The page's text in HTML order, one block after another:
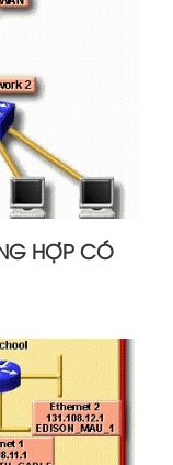
HỢP CÓ